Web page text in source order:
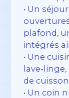
• Un
plafond,
intégrés
• Une
lave-
de
• Un coin